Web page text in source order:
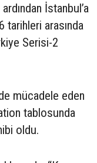
İstanbul’a
arasında
Serisi-2
mücadele eden
tablosunda
oldu.